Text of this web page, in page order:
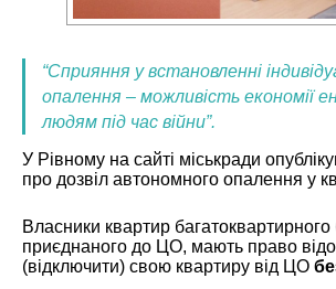
“Сприяння у встановленні
опалення – можливість економії
людям під час війни”.
У Рівному на сайті міськради
про дозвіл автономного опалення у
Власники квартир багатоквартирного
приєднаного до ЦО, мають право
(відключити) свою квартиру від ЦО